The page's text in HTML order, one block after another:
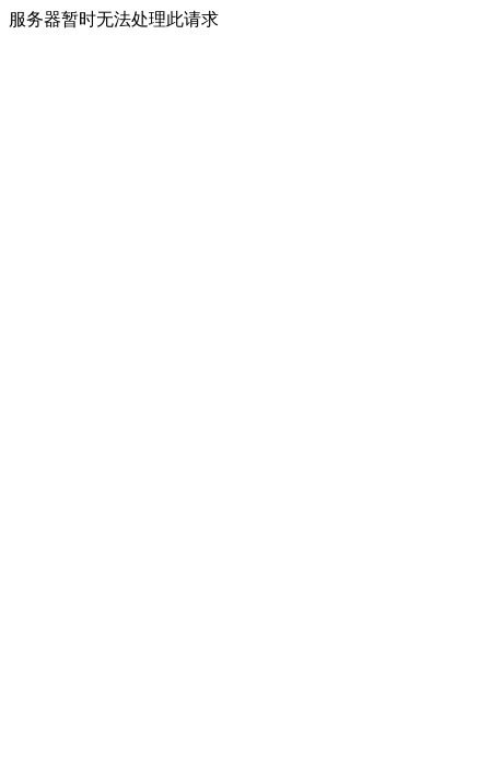
服务器暂时无法处理此请求